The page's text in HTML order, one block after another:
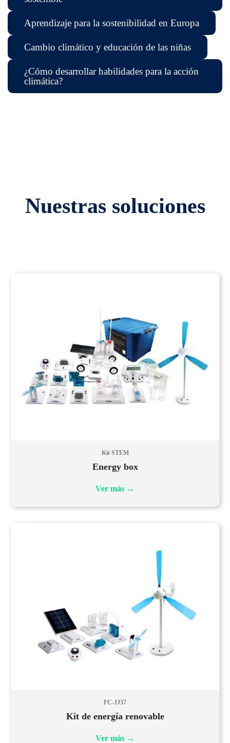
Aprendizaje para la sostenibilidad en Europa
Cambio climático y educación de las niñas
¿Cómo desarrollar habilidades para la acción
climática?
Nuestras soluciones
Kit STEM
Energy box
Ver más →
FC-JJ37
Kit de energía renovable
Ver más →